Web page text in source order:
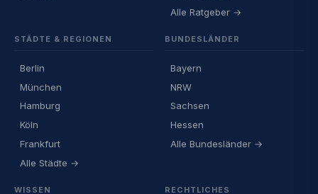
Alle Ratgeber →
STÄDTE & REGIONEN
Berlin
München
Hamburg
Köln
Frankfurt
Alle Städte →
BUNDESLÄNDER
Bayern
NRW
Sachsen
Hessen
Alle Bundesländer →
WISSEN RECHTLICHES